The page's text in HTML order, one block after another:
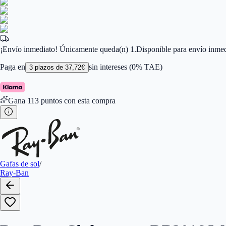
Género:Mujer, Hombre
140
Marca:Ray-Ban
Tipo de Cristales:Normales
Calibres
¡Envío inmediato! Únicamente queda(n) 1.Disponible para envío
Paga en 3 plazos de 37,72€ sin intereses (0% TAE)
Gana 113 puntos con esta compra
Gafas de sol/
Ray-Ban